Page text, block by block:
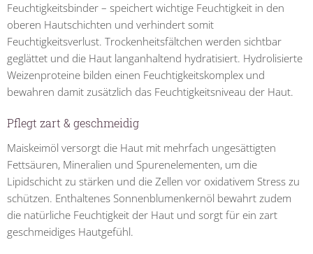
Feuchtigkeitsbinder – speichert wichtige Feuchtigkeit in den
oberen Hautschichten und verhindert somit
Feuchtigkeitsverlust. Trockenheitsfältchen werden sichtbar
geglättet und die Haut langanhaltend hydratisiert. Hydrolisierte
Weizenproteine bilden einen Feuchtigkeitskomplex und
bewahren damit zusätzlich das Feuchtigkeitsniveau der Haut.
Pflegt zart & geschmeidig
Maiskeimöl versorgt die Haut mit mehrfach ungesättigten
Fettsäuren, Mineralien und Spurenelementen, um die
Lipidschicht zu stärken und die Zellen vor oxidativem Stress zu
schützen. Enthaltenes Sonnenblumenkernöl bewahrt zudem
die natürliche Feuchtigkeit der Haut und sorgt für ein zart
geschmeidiges Hautgefühl.